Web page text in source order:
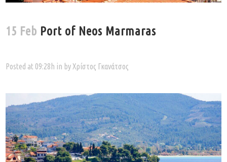
15 Feb Port of Neos Marmaras
Posted at 09:28h in byΧρίστος Γκανάτσος